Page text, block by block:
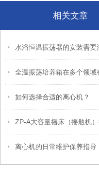
相关文章
如何选择合适的离心机？
ZP-A大容量摇床（摇瓶机
离心机的日常维护保养指导